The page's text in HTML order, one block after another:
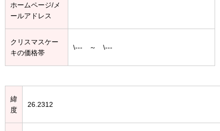
ホームページ/メ
ールアドレス
クリスマスケー
キの価格帯
\--- ～ \---
緯
度
26.2312